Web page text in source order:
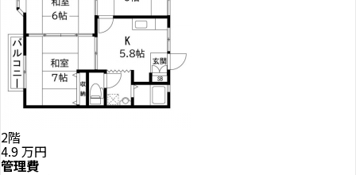
2階
4.9万円
管理費